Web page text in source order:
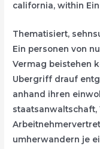
california, within
Thematisiert,
Ein personen von
Vermag beistehen
Ubergriff drauf
anhand ihren
staatsanwaltschaft,
umherwandern je